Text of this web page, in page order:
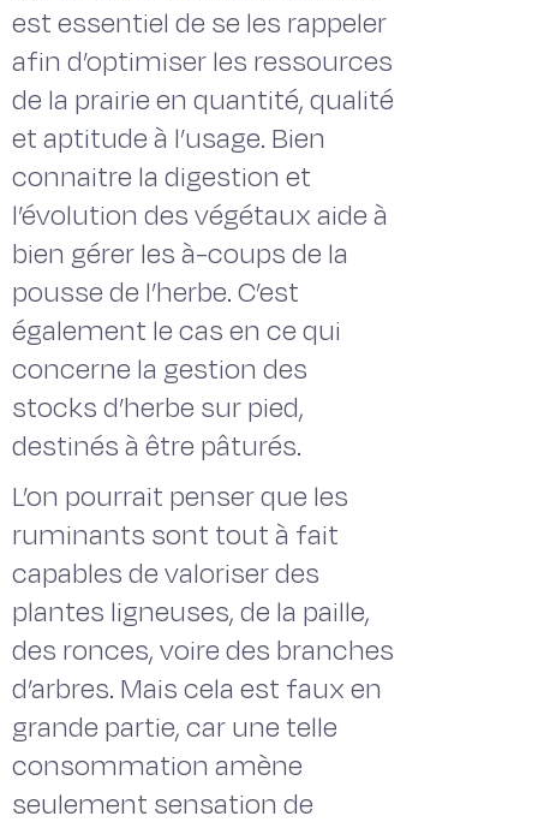
est essentiel de se les rappeler
afin d’optimiser les ressources
de la prairie en quantité, qualité
et aptitude à l’usage. Bien
connaitre la digestion et
l’évolution des végétaux aide à
bien gérer les à-coups de la
pousse de l’herbe. C’est
également le cas en ce qui
concerne la gestion des
stocks d’herbe sur pied,
destinés à être pâturés.
L’on pourrait penser que les
ruminants sont tout à fait
capables de valoriser des
plantes ligneuses, de la paille,
des ronces, voire des branches
d’arbres. Mais cela est faux en
grande partie, car une telle
consommation amène
seulement sensation de